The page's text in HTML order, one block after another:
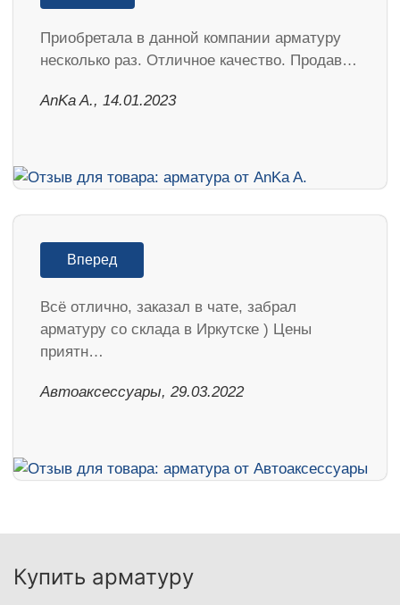
Приобретала в данной компании арматуру
несколько раз. Отличное качество. Продав…
AnKa A., 14.01.2023
Вперед
Всё отлично, заказал в чате, забрал
арматуру со склада в Иркутске ) Цены
приятн…
Автоаксессуары, 29.03.2022
Купить арматуру